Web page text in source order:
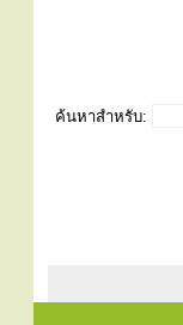
ค้นหาสำหรับ: